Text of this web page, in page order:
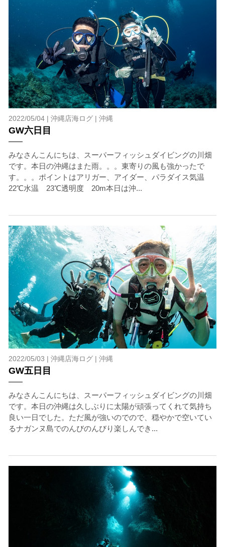
2022/05/04 | 沖縄店海ログ| 沖縄
GW六日目
みなさんこんにちは、スーパーフィッシュダイビングの川畑
です。本日の沖縄はまた雨。。。東寄りの風も強かったで
す。。。ポイントはアリガー、アイダー、パラダイス気温
22℃水温 23℃透明度 20m本日は沖...
2022/05/03 | 沖縄店海ログ| 沖縄
GW五日目
みなさんこんにちは、スーパーフィッシュダイビングの川畑
です。本日の沖縄は久しぶりに太陽が頑張ってくれて気持ち
良い一日でした。ただ風が強いのでので、穏やかで空いてい
るナガンヌ島でのんびのんびり楽しんでき...